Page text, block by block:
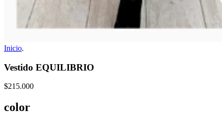
Inicio.
Vestido EQUILIBRIO
$215.000
color